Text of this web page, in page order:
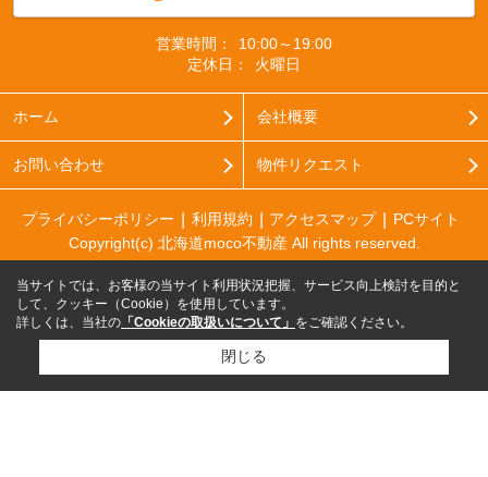
営業時間：
10:00～19:00
定休日：
火曜日
ホーム 会社概要
お問い合わせ 物件リクエスト
プライバシーポリシー 利用規約 アクセスマップ
PCサイト
Copyright(c) 北海道moco不動産 All rights reserved.
当サイトでは、お客様の当サイト利用状況把握、サービス向上検討を目的と
して、クッキー（Cookie）を使用しています。
詳しくは、当社の 「Cookieの取扱いについて」 をご確認ください。
閉じる